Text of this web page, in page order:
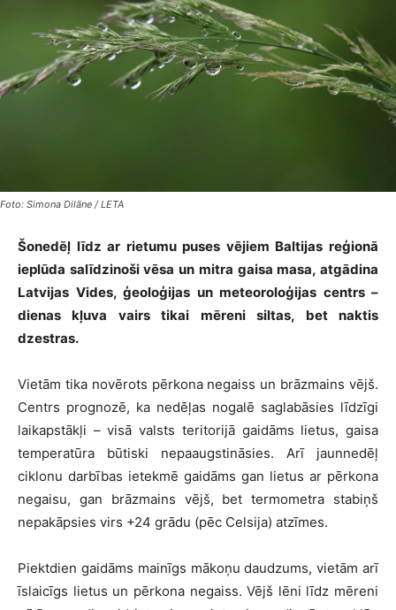
Foto: Simona Dilāne / LETA
Šonedēļ līdz ar rietumu puses vējiem Baltijas reģionā
ieplūda salīdzinoši vēsa un mitra gaisa masa, atgādina
Latvijas Vides, ģeoloģijas un meteoroloģijas centrs –
dienas kļuva vairs tikai mēreni siltas, bet naktis
dzestras.
Vietām tika novērots pērkona negaiss un brāzmains vējš.
Centrs prognozē, ka nedēļas nogalē saglabāsies līdzīgi
laikapstākļi – visā valsts teritorijā gaidāms lietus, gaisa
temperatūra būtiski nepaaugstināsies. Arī jaunnedēļ
ciklonu darbības ietekmē gaidāms gan lietus ar pērkona
negaisu, gan brāzmains vējš, bet termometra stabiņš
nepakāpsies virs +24 grādu (pēc Celsija) atzīmes.
Piektdien gaidāms mainīgs mākoņu daudzums, vietām arī
īslaicīgs lietus un pērkona negaiss. Vējš lēni līdz mēreni